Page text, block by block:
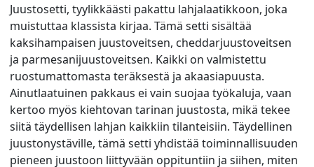
Juustosetti, tyylikkäästi pakattu lahjalaatikkoon, joka
muistuttaa klassista kirjaa. Tämä setti sisältää
kaksihampaisen juustoveitsen, cheddarjuustoveitsen
ja parmesanijuustoveitsen. Kaikki on valmistettu
ruostumattomasta teräksestä ja akaasiapuusta.
Ainutlaatuinen pakkaus ei vain suojaa työkaluja, vaan
kertoo myös kiehtovan tarinan juustosta, mikä tekee
siitä täydellisen lahjan kaikkiin tilanteisiin. Täydellinen
juustonystäville, tämä setti yhdistää toiminnallisuuden
pieneen juustoon liittyvään oppituntiin ja siihen, miten